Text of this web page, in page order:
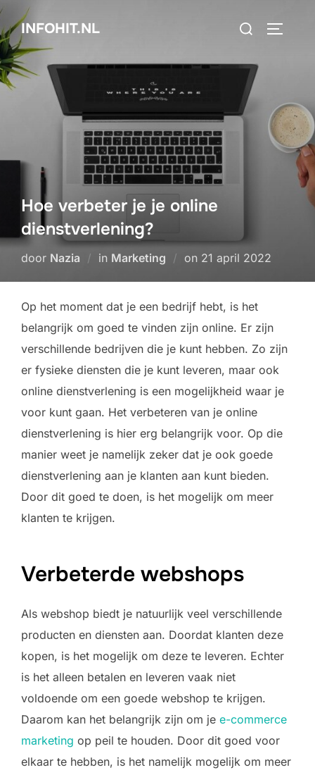
Ga
naar
de
inhoud
INFOHIT.NL
Zoek
Hoe verbeter je je online
dienstverlening?
door Nazia in Marketing on Geplaatst
21 april 2022
Op het moment dat je een bedrijf hebt, is het
belangrijk om goed te vinden zijn online. Er zijn
verschillende bedrijven die je kunt hebben. Zo zijn
er fysieke diensten die je kunt leveren, maar ook
online dienstverlening is een mogelijkheid waar je
voor kunt gaan. Het verbeteren van je online
dienstverlening is hier erg belangrijk voor. Op die
manier weet je namelijk zeker dat je ook goede
dienstverlening aan je klanten aan kunt bieden.
Door dit goed te doen, is het mogelijk om meer
klanten te krijgen.
Verbeterde webshops
Als webshop biedt je natuurlijk veel verschillende
producten en diensten aan. Doordat klanten deze
kopen, is het mogelijk om deze te leveren. Echter
is het alleen betalen en leveren vaak niet
voldoende om een goede webshop te krijgen.
Daarom kan het belangrijk zijn om je e-commerce
marketing op peil te houden. Door dit goed voor
elkaar te hebben, is het namelijk mogelijk om meer